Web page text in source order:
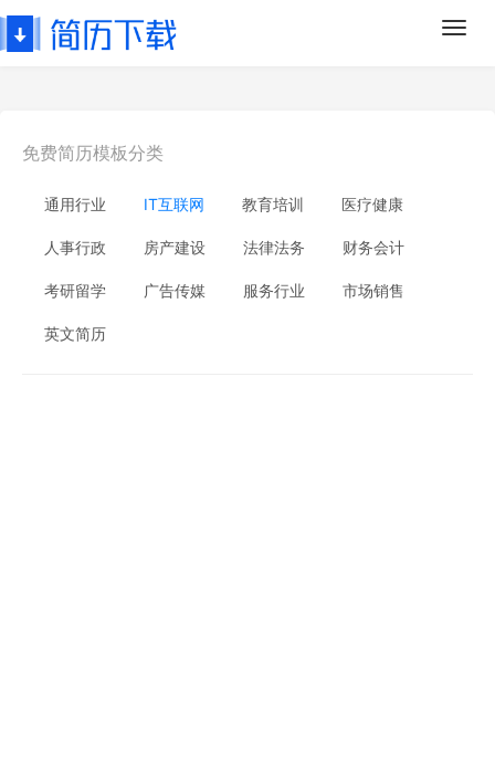
免费简历模板分类
通用行业 IT互联网 教育培训 医疗健康
人事行政 房产建设 法律法务 财务会计
考研留学 广告传媒 服务行业 市场销售
英文简历